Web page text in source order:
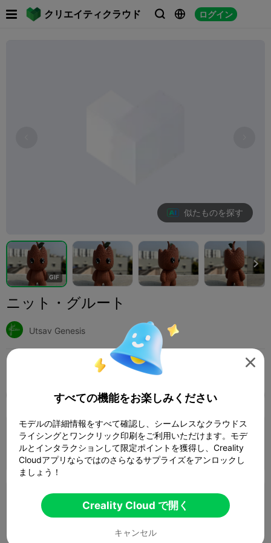
クリエイティクラウド   ログイン
似たものを探す
GIF

ニット・グルート
Utsav Genesis
ミニチュア 
K2 Plus K2 Pro K2 K2 SE
0.12mmレイヤー、2ウォール、15%インフ
ィル
 04h 57m  1 プレート  59.40g
0.2mmレイヤー、2ウォール、10%インフィ
ル
 03h 14m  1 プレート  46.12g

すべての機能をお楽しみください
モデルの詳細情報をすべて確認し、シームレスなクラウドス
ライシングとワンクリック印刷をご利用いただけます。モデ
ルとインタラクションして限定ポイントを獲得し、Creality
Cloudアプリならではのさらなるサプライズをアンロックし
ましょう！
Creality Cloud で開く
キャンセル